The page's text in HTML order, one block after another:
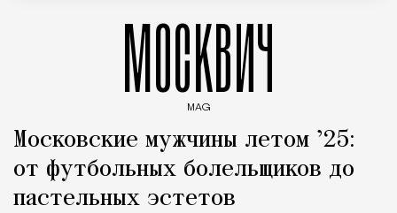
МОСКВИЧ
MAG
Московские мужчины летом ’25:
от футбольных болельщиков до
пастельных эстетов